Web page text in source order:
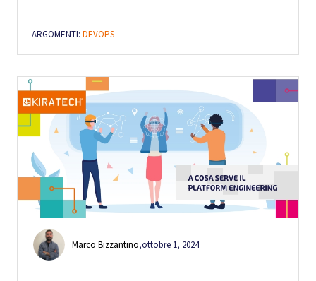
ARGOMENTI: DEVOPS
Marco Bizzantino,ottobre 1, 2024